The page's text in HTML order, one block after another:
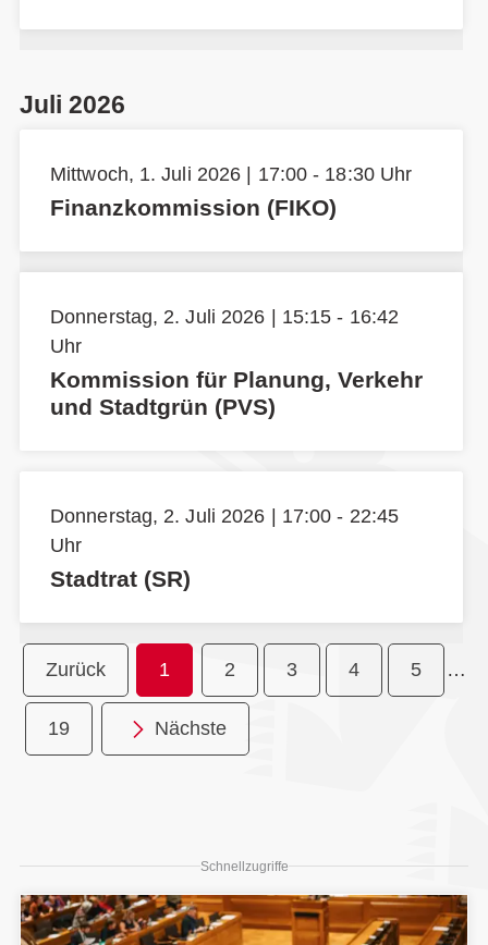
Juli 2026
Mittwoch, 1. Juli 2026 | 17:00 - 18:30 Uhr
Finanzkommission (FIKO)
Donnerstag, 2. Juli 2026 | 15:15 - 16:42
Uhr
Kommission für Planung, Verkehr
und Stadtgrün (PVS)
Donnerstag, 2. Juli 2026 | 17:00 - 22:45
Uhr
Stadtrat (SR)
Zurück 1 2 3 4 5 …
19 Nächste
Schnellzugriffe